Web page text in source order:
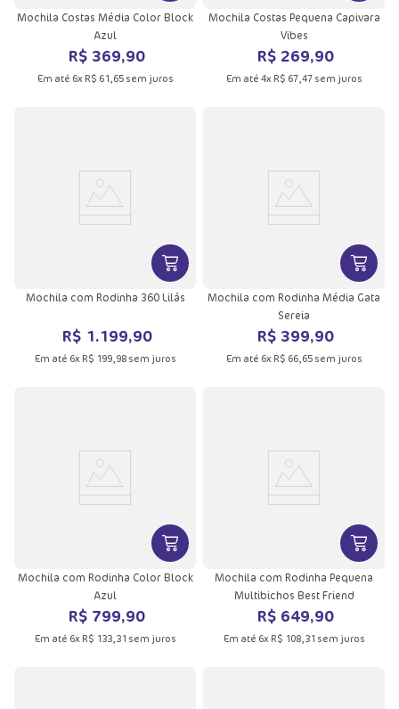
Mochila Costas Média Color Block
Azul
R$ 369,90
Em até 6x R$ 61 65sem juros
Mochila Costas Pequena Capivara
Vibes
R$ 269,90
Em até 4x R$ 67, 47sem juros
VER MAIS INFORMAÇÕES DO
Mochila com Rodinha 360 Lilás
R$ 1.199,90
Em até 6x R$ 199, 98sem juros
VER
Mochila com Rodinha Média Gata
Sereia
R$ 399,90
Em até 6x R$ 66, 65sem juros
VER MAIS INFORMAÇÕES DO
Mochila com Rodinha Color Block
Azul
R$ 799,90
Em até 6x R$ 133, 31 sem juros
VER
Mochila com Rodinha Pequena
Multibichos Best Friend
R$ 649,90
Em até 6x R$ 108, 31 sem juros